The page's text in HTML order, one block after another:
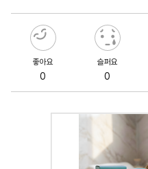
좋아요
0
슬퍼요
0